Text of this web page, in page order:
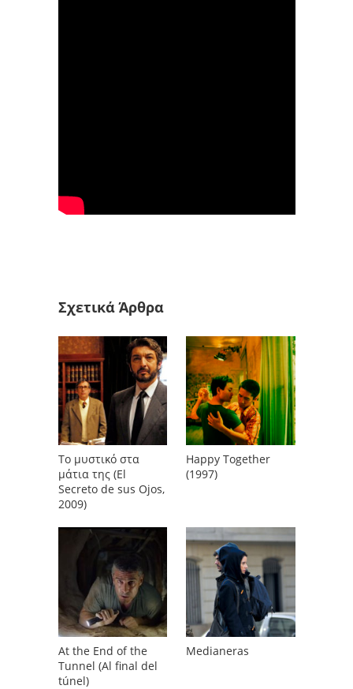
Σχετικά Άρθρα
Το μυστικό στα
μάτια της (El
Secreto de sus Ojos,
2009)
Happy Together
(1997)
At the End of the
Tunnel (Al final del
túnel)
Medianeras